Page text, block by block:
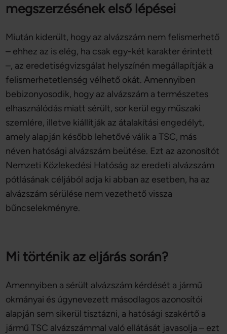
megszerzésének első lépései
Miután kiderült, hogy az alvázszám nem felismerhető
– ehhez az is elég, ha csak egy-két karakter érintett
–, az eredetiségvizsgálat helyszínén megállapítják a
felismerhetetlenség vélhető okát. Amennyiben
bebizonyosodik, hogy az alvázszám a természetes
elhasználódás miatt sérült, sor kerül egy műszaki
szemlére, illetve kiállítják az átalakítási engedélyt,
amely alapján később lehetővé válik a TSC, más
néven hatósági alvázszám beütése. Ezt az azonosítót
Nemzeti Közlekedési Hatóság az eredeti alvázszám
pótlásának céljából adja ki abban az esetben, ha az
alvázszám sérülése nem vezethető vissza
bűncselekményre.
Mi történik az eljárás során?
Amennyiben a sérült alvázszám kérdését a jármű
okmányai és úgynevezett másodlagos azonosítói
alapján sem sikerül tisztázni, a hatósági szakértő a
jármű TSC alvázszámmal való ellátását javasolja – ezt